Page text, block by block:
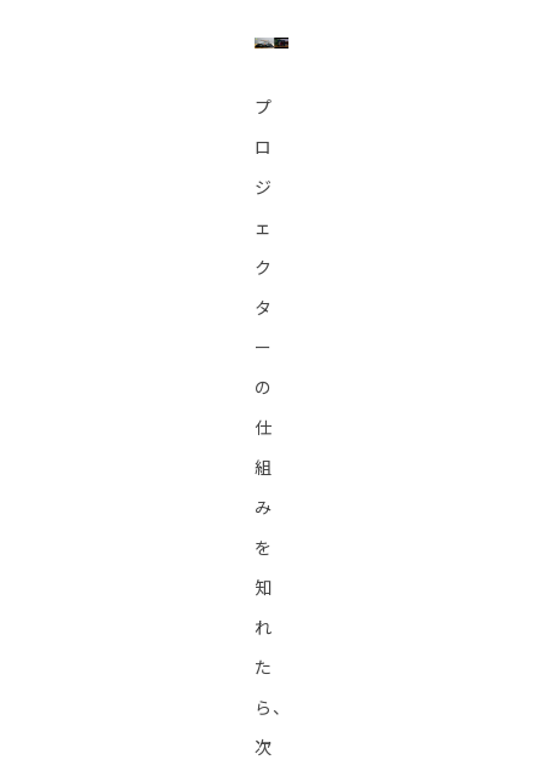
プ
ロ
ジ
ェ
ク
タ
ー
の
仕
組
み
を
知
れ
た
ら、
次